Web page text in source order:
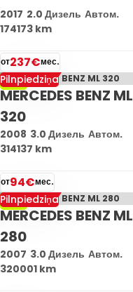
2017 2.0 Дизель Автом.
174173 km
от237€мес.
-17%
Pilnpiedziņa
MERCEDES BENZ ML
320
2008 3.0 Дизель Автом.
314137 km
от94€мес.
-17%
Pilnpiedziņa
MERCEDES BENZ ML
280
2007 3.0 Дизель Автом.
320001 km